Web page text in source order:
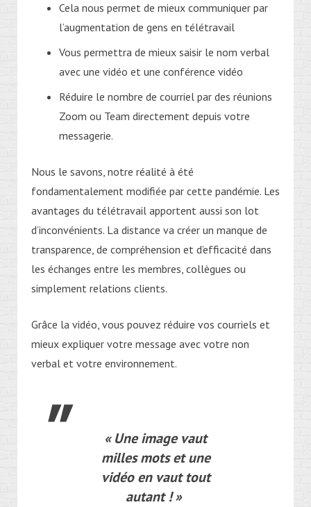
Cela nous permet de mieux communiquer par
l’augmentation de gens en télétravail
Vous permettra de mieux saisir le nom verbal
avec une vidéo et une conférence vidéo
Réduire le nombre de courriel par des réunions
Zoom ou Team directement depuis votre
messagerie.
Nous le savons, notre réalité à été
fondamentalement modifiée par cette pandémie. Les
avantages du télétravail apportent aussi son lot
d’inconvénients. La distance va créer un manque de
transparence, de compréhension et d’efficacité dans
les échanges entre les membres, collègues ou
simplement relations clients.
Grâce la vidéo, vous pouvez réduire vos courriels et
mieux expliquer votre message avec votre non
verbal et votre environnement.
«Uneimage vaut
milles mots et une
vidéo en vaut tout
autant !»